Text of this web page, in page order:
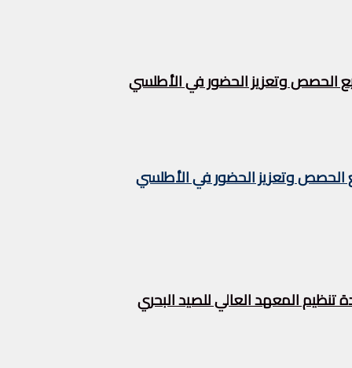
الحصص وتعزيز الحضور في الأطلسي
المعهد العالي للصيد البحري
الحصص وتعزيز الحضور في الأطلسي